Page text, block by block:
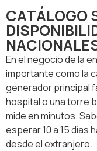
CATÁLOGO
En el negocio de la
importante como la
generador principal
hospital o una torre
mide en minutos.
esperar 10 a 15 días
desde el extranjero.